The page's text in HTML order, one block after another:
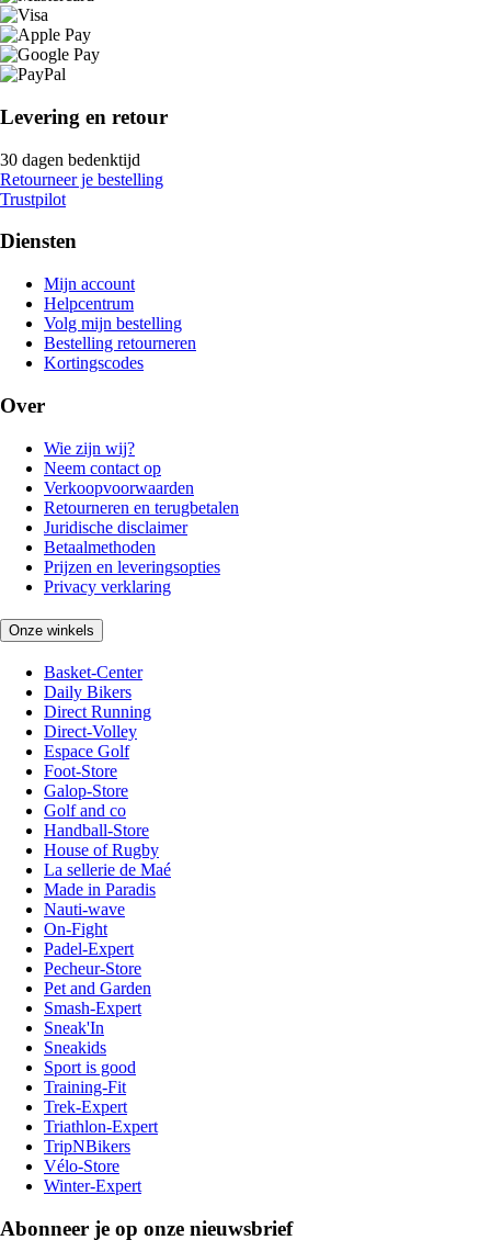
Levering en retour
30 dagen bedenktijd
Retourneer je bestelling
Trustpilot
Diensten
Mijn account
Helpcentrum
Volg mijn bestelling
Bestelling retourneren
Kortingscodes
Over
Wie zijn wij?
Neem contact op
Verkoopvoorwaarden
Retourneren en terugbetalen
Juridische disclaimer
Betaalmethoden
Prijzen en leveringsopties
Privacy verklaring
Onze winkels
Basket-Center
Daily Bikers
Direct Running
Direct-Volley
Espace Golf
Foot-Store
Galop-Store
Golf and co
Handball-Store
House of Rugby
La sellerie de Maé
Made in Paradis
Nauti-wave
On-Fight
Padel-Expert
Pecheur-Store
Pet and Garden
Smash-Expert
Sneak'In
Sneakids
Sport is good
Training-Fit
Trek-Expert
Triathlon-Expert
TripNBikers
Vélo-Store
Winter-Expert
Abonneer je op onze nieuwsbrief